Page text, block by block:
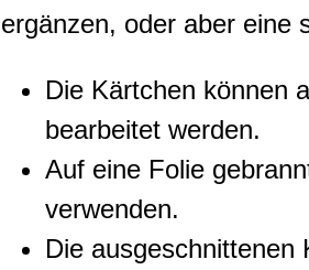
ergänzen, oder aber eine
Die Kärtchen können
bearbeitet werden.
Auf eine Folie
verwenden.
Die ausgeschnittenen